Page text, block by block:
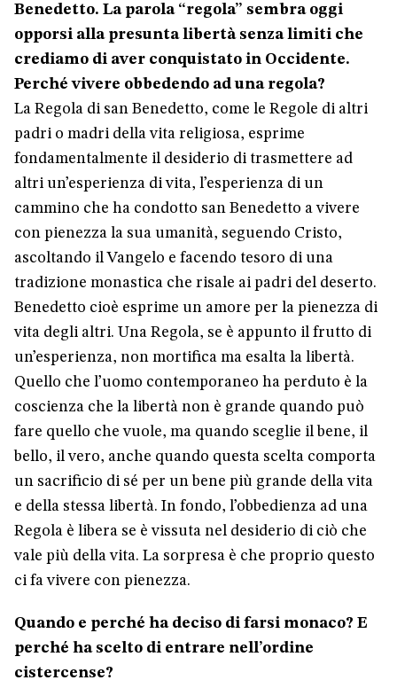
Benedetto. La parola “regola” sembra oggi
opporsi alla presunta libertà senza limiti che
crediamo di aver conquistato in Occidente.
Perché vivere obbedendo ad una regola?
La Regola di san Benedetto, come le Regole di altri
padri o madri della vita religiosa, esprime
fondamentalmente il desiderio di trasmettere ad
altri un’esperienza di vita, l’esperienza di un
cammino che ha condotto san Benedetto a vivere
con pienezza la sua umanità, seguendo Cristo,
ascoltando il Vangelo e facendo tesoro di una
tradizione monastica che risale ai padri del deserto.
Benedetto cioè esprime un amore per la pienezza di
vita degli altri. Una Regola, se è appunto il frutto di
un’esperienza, non mortifica ma esalta la libertà.
Quello che l’uomo contemporaneo ha perduto è la
coscienza che la libertà non è grande quando può
fare quello che vuole, ma quando sceglie il bene, il
bello, il vero, anche quando questa scelta comporta
un sacrificio di sé per un bene più grande della vita
e della stessa libertà. In fondo, l’obbedienza ad una
Regola è libera se è vissuta nel desiderio di ciò che
vale più della vita. La sorpresa è che proprio questo
ci fa vivere con pienezza.
Quando e perché ha deciso di farsi monaco? E
perché ha scelto di entrare nell’ordine
cistercense?